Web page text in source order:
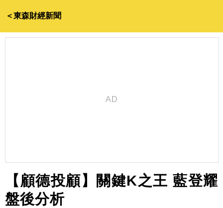
＜東森財經新聞
【顧德投顧】關鍵K之王 藍登耀
盤後分析